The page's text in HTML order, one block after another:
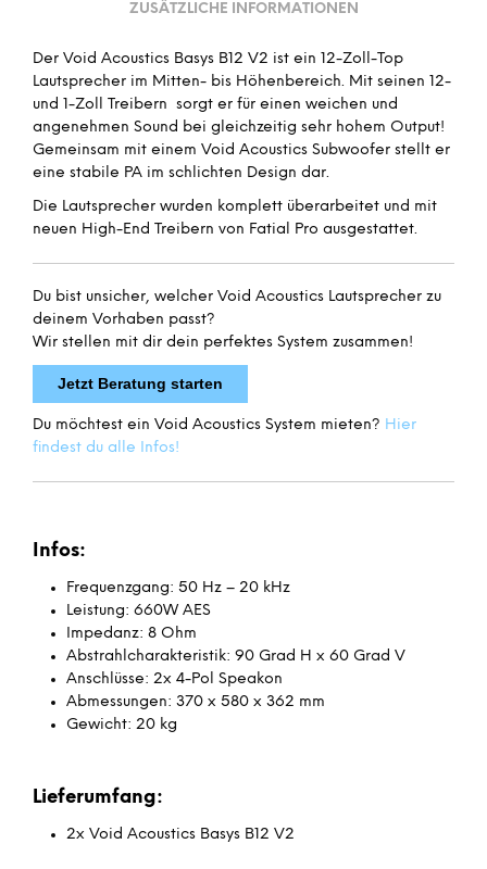
ZUSÄTZLICHE INFORMATIONEN
Der Void Acoustics Basys B12 V2 ist ein 12-Zoll-Top
Lautsprecher im Mitten- bis Höhenbereich. Mit seinen 12-
und 1-Zoll Treibern sorgt er für einen weichen und
angenehmen Sound bei gleichzeitig sehr hohem Output!
Gemeinsam mit einem Void Acoustics Subwoofer stellt er
eine stabile PA im schlichten Design dar.
Die Lautsprecher wurden komplett überarbeitet und mit
neuen High-End Treibern von Fatial Pro ausgestattet.
Du bist unsicher, welcher Void Acoustics Lautsprecher zu
deinem Vorhaben passt?
Wir stellen mit dir dein perfektes System zusammen!
Jetzt Beratung starten
Du möchtest ein Void Acoustics System mieten? Hier
findest du alle Infos!
Infos:
Frequenzgang: 50 Hz – 20 kHz
Leistung: 660W AES
Impedanz: 8 Ohm
Abstrahlcharakteristik: 90 Grad H x 60 Grad V
Anschlüsse: 2x 4-Pol Speakon
Abmessungen: 370 x 580 x 362 mm
Gewicht: 20 kg
Lieferumfang:
2x Void Acoustics Basys B12 V2